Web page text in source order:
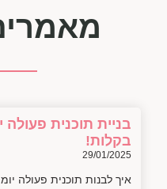
בניית תוכנית פעולה
בקלות!
29/01/2025
איך לבנות תוכנית פעולה